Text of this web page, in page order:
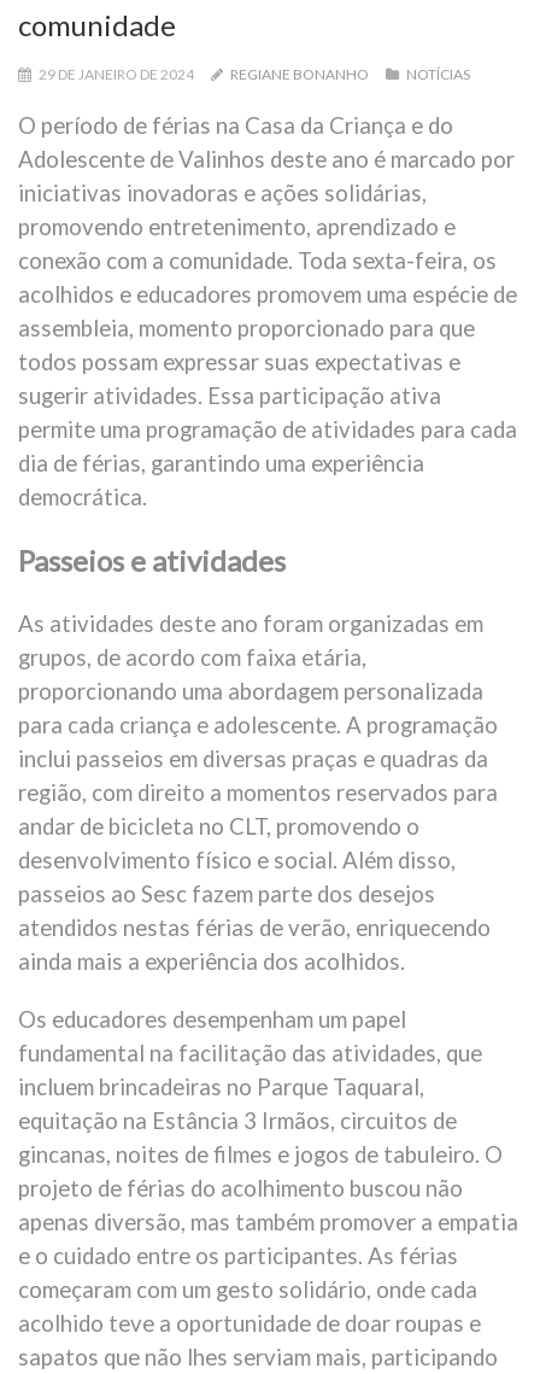
comunidade
29 DE JANEIRO DE 2024 REGIANE BONANHO NOTÍCIAS
O período de férias na Casa da Criança e do
Adolescente de Valinhos deste ano é marcado por
iniciativas inovadoras e ações solidárias,
promovendo entretenimento, aprendizado e
conexão com a comunidade. Toda sexta-feira, os
acolhidos e educadores promovem uma espécie de
assembleia, momento proporcionado para que
todos possam expressar suas expectativas e
sugerir atividades. Essa participação ativa
permite uma programação de atividades para cada
dia de férias, garantindo uma experiência
democrática.
Passeios e atividades
As atividades deste ano foram organizadas em
grupos, de acordo com faixa etária,
proporcionando uma abordagem personalizada
para cada criança e adolescente. A programação
inclui passeios em diversas praças e quadras da
região, com direito a momentos reservados para
andar de bicicleta no CLT, promovendo o
desenvolvimento físico e social. Além disso,
passeios ao Sesc fazem parte dos desejos
atendidos nestas férias de verão, enriquecendo
ainda mais a experiência dos acolhidos.
Os educadores desempenham um papel
fundamental na facilitação das atividades, que
incluem brincadeiras no Parque Taquaral,
equitação na Estância 3 Irmãos, circuitos de
gincanas, noites de filmes e jogos de tabuleiro. O
projeto de férias do acolhimento buscou não
apenas diversão, mas também promover a empatia
e o cuidado entre os participantes. As férias
começaram com um gesto solidário, onde cada
acolhido teve a oportunidade de doar roupas e
sapatos que não lhes serviam mais, participando